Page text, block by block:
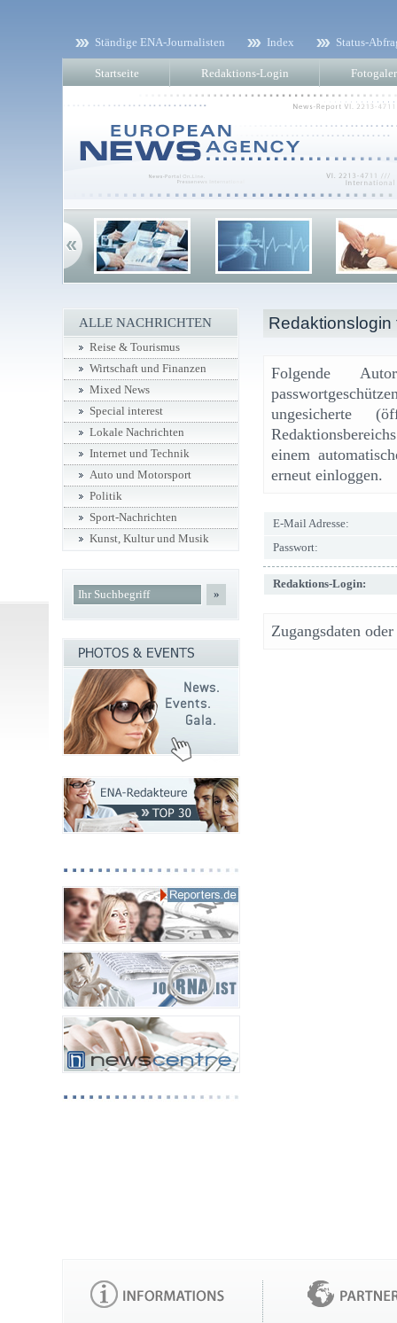
Ständige ENA-Journalisten Index Status-
Startseite Redaktions-Login
Redaktionslogin
Folgende
ungesicherte
einem
erneut einloggen.
E-Mail Adresse:
Passwort:
Redaktions-Login:
Zugangsdaten
ALLE NACHRICHTEN
Reise & Tourismus
Wirtschaft und Finanzen
Mixed News
Special interest
Lokale Nachrichten
Internet und Technik
Auto und Motorsport
Politik
Sport-Nachrichten
Kunst, Kultur und Musik
»